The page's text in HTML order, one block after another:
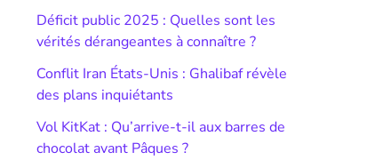
Déficit public 2025 : Quelles sont les
vérités dérangeantes à connaître ?
Conflit Iran États-Unis : Ghalibaf révèle
des plans inquiétants
Vol KitKat : Qu’arrive-t-il aux barres de
chocolat avant Pâques ?